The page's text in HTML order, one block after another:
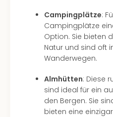
Campingplätze:
Campingplätze
Option. Sie bieten
Natur und sind oft
Wanderwegen.
Almhütten: Diese
sind ideal für ein
den Bergen. Sie
bieten eine